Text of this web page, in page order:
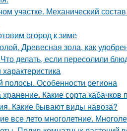
участке. Механический
огород к зиме
Древесная зола, как
делать, если пересолили
полосы. Особенности региона
хранение. Какие сорта
Какие бывают виды навоза?
все лето многолетние.